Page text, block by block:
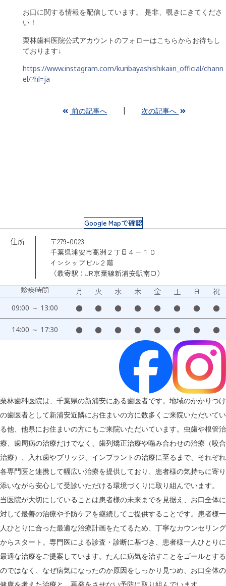
お口に関する情報を配信しています。 是非、覗きにきてくださ
い！
栗林歯科医院公式アカウントのフォローはこちらからお待ちし
ております↓
https://www.instagram.com/kuribayashishikaiin_official/chann
el/?hl=ja
前の記事へ 次の記事へ
Google Mapで確認
住所
〒279-0023
千葉県浦安市高洲２丁目４ー１０
インシップビル２階
（最寄駅：JR京葉線新浦安駅南口）
診療時間
月 火 水 木 金 土 日 祝
09:00 ～ 13:00 ● ● ● ● ● ● ● ●
14:00 ～ 17:30 ● ● ● ● ● ● ● ●
栗林歯科医院は、千葉県の新浦安にある歯医者です。地域のかかりつけ
の歯医者として新浦安近隣にお住まいの方に数多くご来院いただいてい
る他、他県にお住まいの方にもご来院いただいています。虫歯や根管治
療、歯周病の治療だけでなく、歯列矯正治療や噛み合わせの治療（咬合
治療）、入れ歯やブリッジ、インプラントの治療に至るまで、それぞれ
各専門医と連携して幅広い治療を提供しており、患者様の気持ちに寄り
添いながら安心して受診いただける環境づくりに取り組んでいます。
当医院が大切にしていることは患者様の未来までを見据え、お口全体に
対して最善の治療や予防ケアを継続してご提供することです。患者様一
人ひとりに合った最適な治療計画をたてるため、丁寧なカウンセリング
からスタート。専門医による診査・診断に基づき、患者様一人ひとりに
最適な治療をご提案しています。たんに病気を治すことをゴールとする
のではなく、なぜ病気になったのか原因をしっかり見つめ、お口全体の